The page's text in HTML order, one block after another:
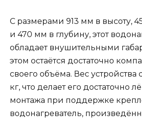
С размерами 913 мм в высоту,
и 470 мм в глубину, этот
обладает внушительными
этом остаётся достаточно
своего объёма. Вес устройства
кг, что делает его достаточно
монтажа при поддержке
водонагреватель,